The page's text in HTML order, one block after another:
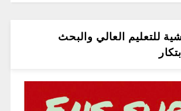
للتعليم العالي والبحث